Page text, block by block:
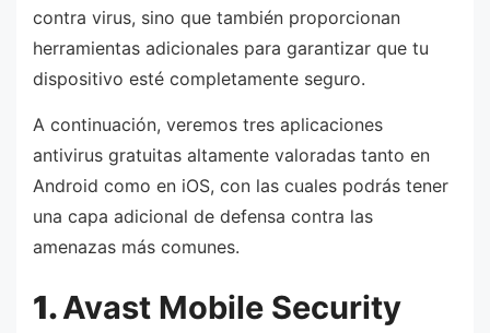
contra virus, sino que también proporcionan
herramientas adicionales para garantizar que tu
dispositivo esté completamente seguro.
A continuación, veremos tres aplicaciones
antivirus gratuitas altamente valoradas tanto en
Android como en iOS, con las cuales podrás tener
una capa adicional de defensa contra las
amenazas más comunes.
1.Avast Mobile Security